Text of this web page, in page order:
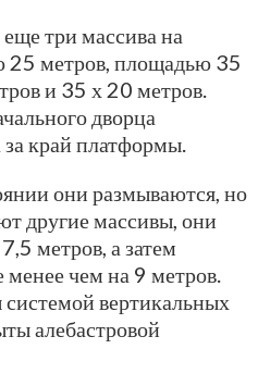
три массива на
25 метров, площадью 35
и 35 х 20 метров.
дворца
край платформы.
они размываются, но
другие массивы, они
метров, а затем
чем на 9 метров.
вертикальных
алебастровой